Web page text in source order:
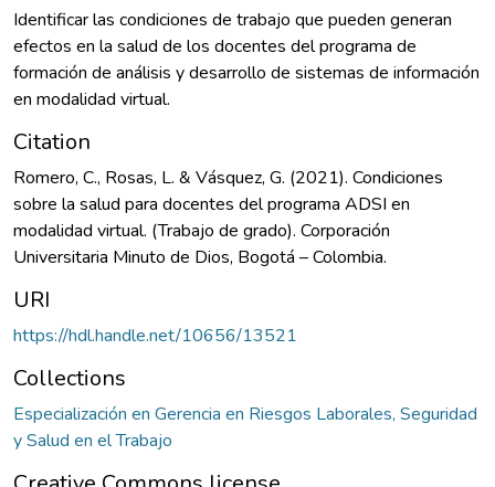
Identificar las condiciones de trabajo que pueden generan
efectos en la salud de los docentes del programa de
formación de análisis y desarrollo de sistemas de información
en modalidad virtual.
Citation
Romero, C., Rosas, L. & Vásquez, G. (2021). Condiciones
sobre la salud para docentes del programa ADSI en
modalidad virtual. (Trabajo de grado). Corporación
Universitaria Minuto de Dios, Bogotá – Colombia.
URI
https://hdl.handle.net/10656/13521
Collections
Especialización en Gerencia en Riesgos Laborales, Seguridad
y Salud en el Trabajo